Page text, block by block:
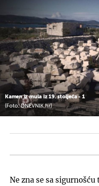
Kamen iz mula iz 19. stoljeća - 1
(Foto: DNEVNIK.hr)
Ne zna se sa